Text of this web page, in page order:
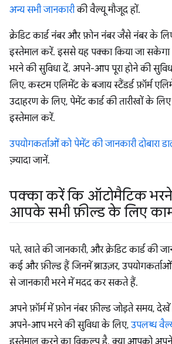
अन्य सभी जानकारीकी वैल्यू मौजूद हों.
क्रेडिट कार्ड नंबर और फ़ोन नंबर जैसे नंबर के
इस्तेमाल करें. इससे यह पक्का किया जा सकेगा
भरने की सुविधा दें. अपने-आप पूरा होने की
लिए, कस्टम एलिमेंट के बजाय स्टैंडर्ड फ़ॉर्म
उदाहरण के लिए, पेमेंट कार्ड की तारीखों के लिए
इस्तेमाल करें.
उपयोगकर्ताओं को पेमेंट की जानकारी दोबारा
ज़्यादा जानें.
पक्का करें कि ऑटोमैटिक भरने
आपके सभी फ़ील्ड के लिए
पते, खाते की जानकारी, और क्रेडिट कार्ड की
कई और फ़ील्ड हैं जिनमें ब्राउज़र,
से जानकारी भरने में मदद कर सकते हैं.
अपने फ़ॉर्म में फ़ोन नंबर फ़ील्ड जोड़ते समय,
अपने-आप भरने की सुविधा के लिए, उपलब्ध
इस्तेमाल करने का विकल्प है. क्या आपको